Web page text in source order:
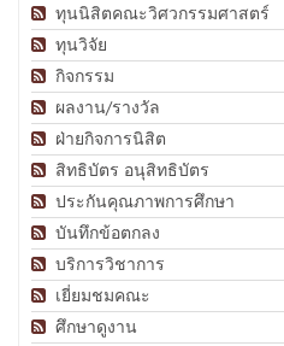
ทุนนิสิตคณะวิศวกรรมศาสตร์
ทุนวิจัย
กิจกรรม
ผลงาน/รางวัล
ฝ่ายกิจการนิสิต
สิทธิบัตร อนุสิทธิบัตร
ประกันคุณภาพการศึกษา
บันทึกข้อตกลง
บริการวิชาการ
เยี่ยมชมคณะ
ศึกษาดูงาน